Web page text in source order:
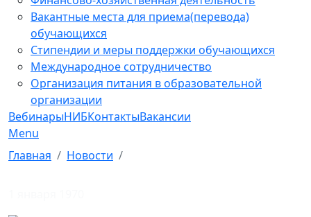
Вакантные места для приема(перевода)
обучающихся
Стипендии и меры поддержки обучающихся
Международное сотрудничество
Организация питания в образовательной
организации
ВебинарыНИБКонтактыВакансии
Menu
Главная
Новости